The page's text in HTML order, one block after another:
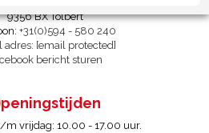
9356 BX Tolbert
+31(0)594 - 580 240
adres: [email protected]
bericht sturen
m vrijdag: 10.00 - 17.00 uur.